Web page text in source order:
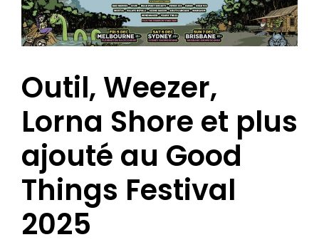
Outil, Weezer,
Lorna Shore et plus
ajouté au Good
Things Festival
2025